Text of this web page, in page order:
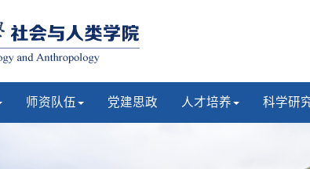
师资队伍 党建思政 人才培养 科学研